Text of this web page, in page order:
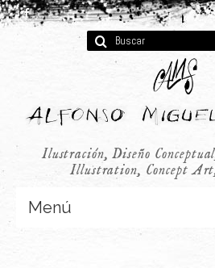
Buscar
por:
Ilustración, Diseño
Illustration, Concept
Menú